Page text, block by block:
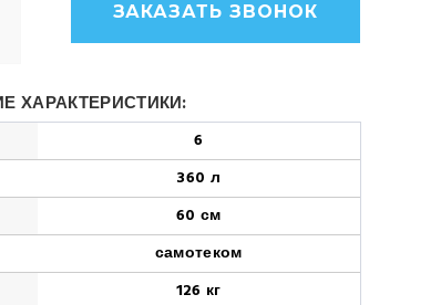
ЗАКАЗАТЬ ЗВОНОК
ХАРАКТЕРИСТИКИ:
6
360 л
60 см
самотеком
126 кг